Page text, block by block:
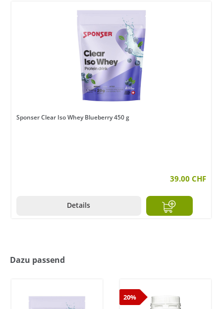
Sponser Clear Iso Whey Blueberry 450 g
39.00 CHF
Details
Dazu passend
20%